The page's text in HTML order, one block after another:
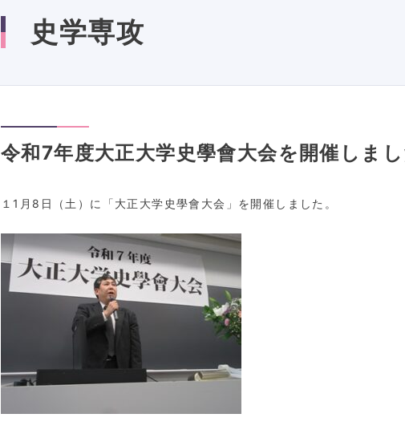
史学専攻
令和7年度大正大学史學會大会を開催しま
１ 1 月 8 日（土）に「大正大学史學會大会」を開催しました。